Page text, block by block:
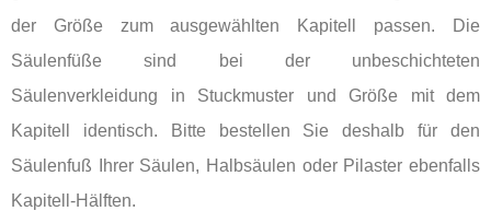
der Größe zum ausgewählten Kapitell passen. Die
Säulenfüße sind bei der unbeschichteten
Säulenverkleidung in Stuckmuster und Größe mit dem
Kapitell identisch. Bitte bestellen Sie deshalb für den
Säulenfuß Ihrer Säulen, Halbsäulen oder Pilaster ebenfalls
Kapitell-Hälften.